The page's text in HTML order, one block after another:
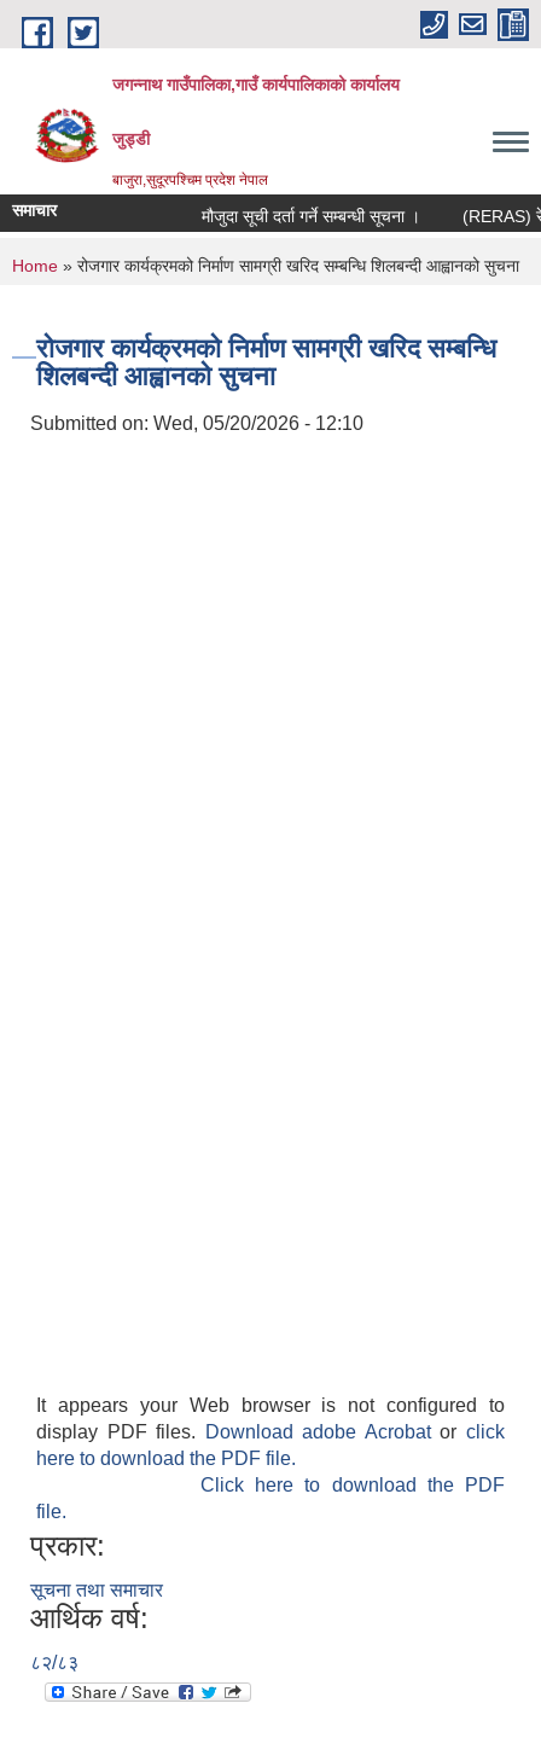
Skip to main content
जगन्नाथ गाउँपालिका,गाउँ कार्यपालिकाको कार्यालय
जुड्डी
बाजुरा,सुदूरपश्चिम प्रदेश नेपाल
समाचार मौजुदा सूची दर्ता गर्ने सम्बन्धी सूचना । (RERAS)
You are here
Home » रोजगार कार्यक्रमको निर्माण सामग्री खरिद सम्बन्धि शिलबन्दी आह्वानको सुचना
रोजगार कार्यक्रमको निर्माण सामग्री खरिद सम्बन्धि
शिलबन्दी आह्वानको सुचना
Submitted on: Wed, 05/20/2026 - 12:10
It appears your Web browser is not configured to
display PDF files.
Download adobe Acrobatorclick
here to download the PDF file.
Click here to download the PDF
file.
प्रकार:
सूचना तथा समाचार
आर्थिक वर्ष:
८२/८३